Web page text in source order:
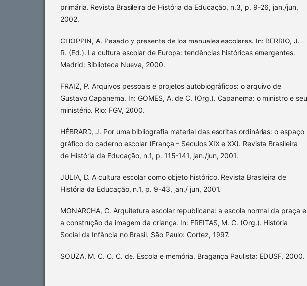
primária. Revista Brasileira de História da Educação, n.3, p. 9-26, jan./jun,
2002.
CHOPPIN, A. Pasado y presente de los manuales escolares. In: BERRIO, J.
R. (Ed.). La cultura escolar de Europa: tendências históricas emergentes.
Madrid: Biblioteca Nueva, 2000.
FRAIZ, P. Arquivos pessoais e projetos autobiográficos: o arquivo de
Gustavo Capanema. In: GOMES, A. de C. (Org.). Capanema: o ministro e seu
ministério. Rio: FGV, 2000.
HÉBRARD, J. Por uma bibliografia material das escritas ordinárias: o espaço
gráfico do caderno escolar (França – Séculos XIX e XX). Revista Brasileira
de História da Educação, n.1, p. 115-141, jan./jun, 2001.
JULIA, D. A cultura escolar como objeto histórico. Revista Brasileira de
História da Educação, n.1, p. 9-43, jan./ jun, 2001.
MONARCHA, C. Arquitetura escolar republicana: a escola normal da praça e
a construção da imagem da criança. In: FREITAS, M. C. (Org.). História
Social da Infância no Brasil. São Paulo: Cortez, 1997.
SOUZA, M. C. C. C. de. Escola e memória. Bragança Paulista: EDUSF, 2000.